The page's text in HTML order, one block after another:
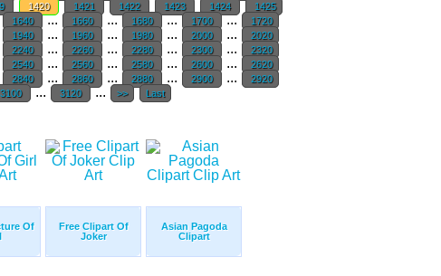
1420 1421 1422 1423 1424 1425
1640 ... 1660 ... 1680 ... 1700 ... 1720
1940 ... 1960 ... 1980 ... 2000 ... 2020
2240 ... 2260 ... 2280 ... 2300 ... 2320
2540 ... 2560 ... 2580 ... 2600 ... 2620
2840 ... 2860 ... 2880 ... 2900 ... 2920
3100 ... 3120 ... >> Last
Of
Free Clipart Of
Joker
Asian Pagoda
Clipart